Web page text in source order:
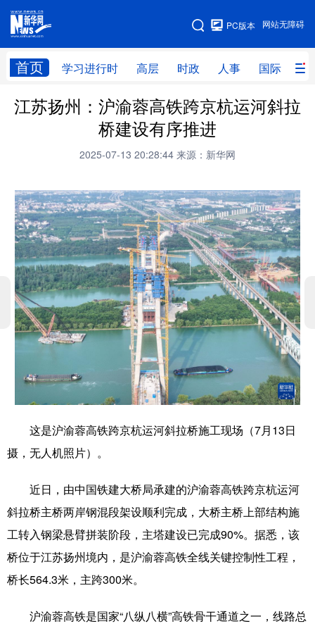
网站无障碍
PC版本
首页 学习进行时 高层 时政 人事 国际 财
网站地图
学习进行时 高层 时政 人事
财经 网评
科技 科创 量子 体育
文化 书画 健康 军事
访谈 视频 图片 政务
法律 中央文件 金融 汽车
食品 人居 信息化 数字经济
学术中国 乡村振兴 银龄 溯源中国
旅游 能源
彩票 娱乐 时尚 悦读
公益 一带一路 亚太网 上市公司
文化产业
地方频道
辽宁 吉林
江苏扬州：沪渝蓉高铁跨京杭运河斜拉
桥建设有序推进
2025-07-13 20:28:44 来源：新华网
这是沪渝蓉高铁跨京杭运河斜拉桥施工现场（7月13日
摄，无人机照片）。
近日，由中国铁建大桥局承建的沪渝蓉高铁跨京杭运河
斜拉桥主桥两岸钢混段架设顺利完成，大桥主桥上部结构施
工转入钢梁悬臂拼装阶段，主塔建设已完成90%。据悉，该
桥位于江苏扬州境内，是沪渝蓉高铁全线关键控制性工程，
桥长564.3米，主跨300米。
沪渝蓉高铁是国家“八纵八横”高铁骨干通道之一，线路总